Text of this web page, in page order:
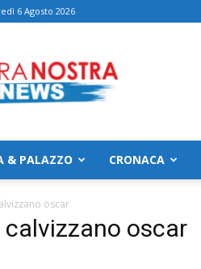
6 Agosto 2026
& PALAZZO CRONACA
oscar
calvizzano oscar